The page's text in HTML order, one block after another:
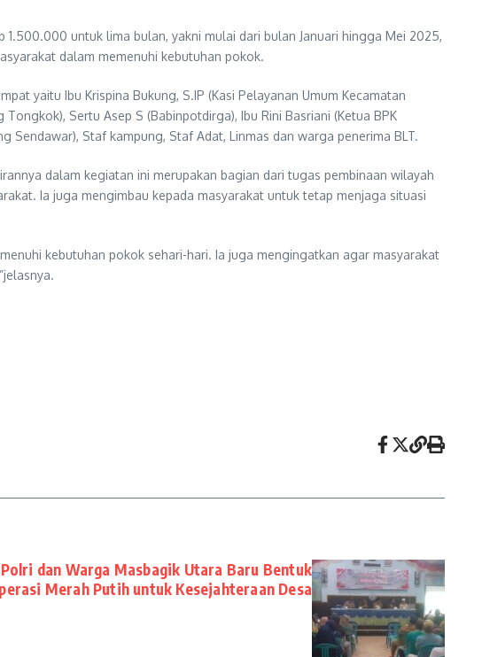
untuk lima bulan, yakni mulai dari bulan Januari hingga Mei 2025,
dalam memenuhi kebutuhan pokok.
yaitu Ibu Krispina Bukung, S.IP (Kasi Pelayanan Umum Kecamatan
Sertu Asep S (Babinpotdirga), Ibu Rini Basriani (Ketua BPK
Sendawar), Staf kampung, Staf Adat, Linmas dan warga penerima BLT.
dalam kegiatan ini merupakan bagian dari tugas pembinaan wilayah
Ia juga mengimbau kepada masyarakat untuk tetap menjaga situasi
kebutuhan pokok sehari-hari. Ia juga mengingatkan agar masyarakat
dan Warga Masbagik Utara Baru Bentuk
Merah Putih untuk Kesejahteraan Desa